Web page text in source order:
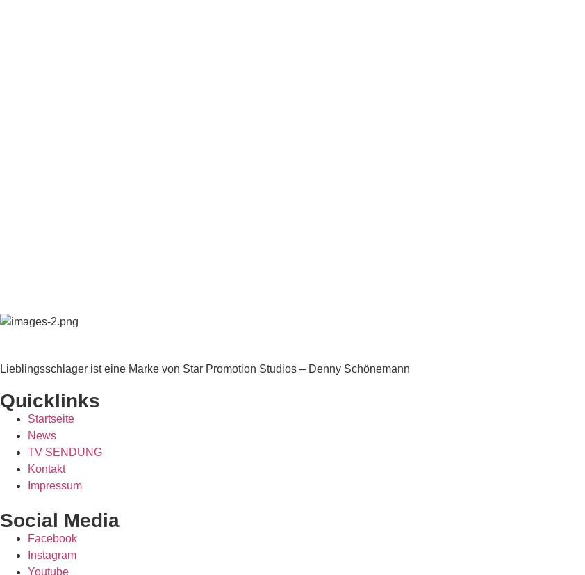
Lieblingsschlager ist eine Marke von Star Promotion Studios – Denny Schönemann
Quicklinks
Startseite
News
TV SENDUNG
Kontakt
Impressum
Social Media
Facebook
Instagram
Youtube